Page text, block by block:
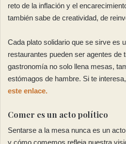
reto de la inflación y el
también sabe de creatividad, de
Cada plato solidario que se sirve es
restaurantes pueden ser agentes de
gastronomía no solo llena mesas,
estómagos de hambre. Si te interesa,
este enlace.
Comer es un acto político
Sentarse a la mesa nunca es un